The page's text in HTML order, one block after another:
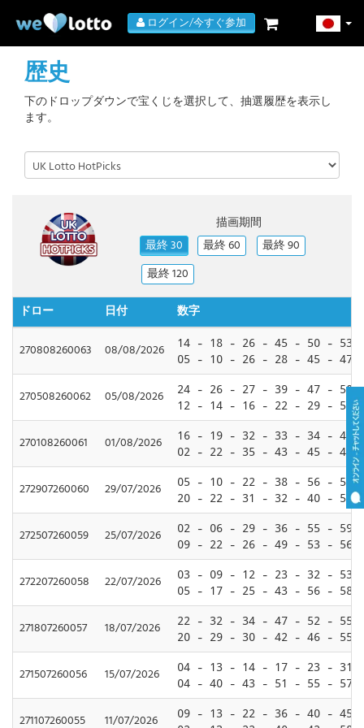
ログイン/今すぐ参加
歴史
下のドロップダウンで宝くじを選択して、抽選履歴を表示し
ます。
描画期間
最終 30
最終 60
最終 90
最終 120
ドロー
日付 数字
270808260063 08/08/2026
14 - 18 - 26 - 45 - 50 - 53
05 - 10 - 26 - 28 - 45 - 47
270508260062 05/08/2026
24 - 26 - 27 - 39 - 47 - 50
12 - 14 - 16 - 22 - 29 - 59
270108260061 01/08/2026
16 - 19 - 32 - 33 - 34 - 44
02 - 22 - 35 - 43 - 45 - 48
272907260060 29/07/2026
05 - 10 - 22 - 38 - 56 - 58
20 - 22 - 31 - 32 - 40 - 55
272507260059 25/07/2026
02 - 06 - 29 - 36 - 55 - 59
09 - 22 - 26 - 49 - 53 - 56
272207260058 22/07/2026
03 - 09 - 12 - 23 - 32 - 53
05 - 17 - 25 - 43 - 56 - 58
271807260057 18/07/2026
22 - 32 - 34 - 47 - 52 - 55
20 - 29 - 30 - 42 - 46 - 55
271507260056 15/07/2026
04 - 13 - 14 - 17 - 23 - 31
04 - 40 - 43 - 51 - 55 - 57
271107260055 11/07/2026
09 - 13 - 22 - 36 - 40 - 45